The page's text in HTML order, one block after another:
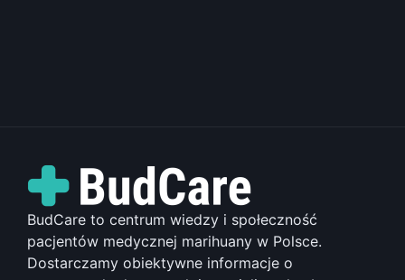
BudCare to centrum wiedzy i społeczność
pacjentów medycznej marihuany w Polsce.
Dostarczamy obiektywne informacje o